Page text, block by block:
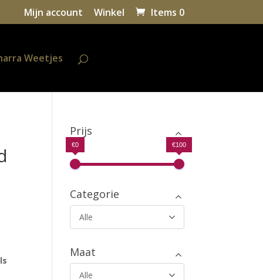
Mijn account Winkel Items 0
Weetjes
Prijs
€0 €100
Categorie
Alle
Maat
Alle